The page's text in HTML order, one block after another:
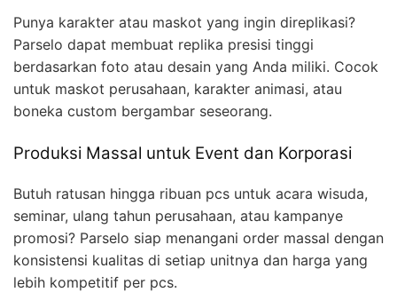
Punya karakter atau maskot yang ingin direplikasi?
Parselo dapat membuat replika presisi tinggi
berdasarkan foto atau desain yang Anda miliki. Cocok
untuk maskot perusahaan, karakter animasi, atau
boneka custom bergambar seseorang.
Produksi Massal untuk Event dan Korporasi
Butuh ratusan hingga ribuan pcs untuk acara wisuda,
seminar, ulang tahun perusahaan, atau kampanye
promosi? Parselo siap menangani order massal dengan
konsistensi kualitas di setiap unitnya dan harga yang
lebih kompetitif per pcs.